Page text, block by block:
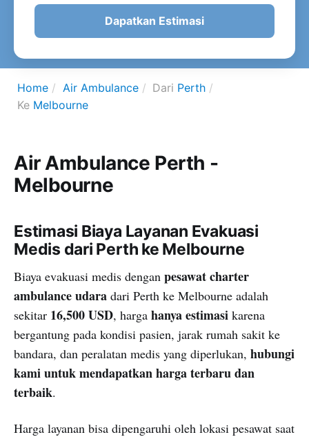
Dapatkan Estimasi
Home Air Ambulance Dari Perth
Ke Melbourne
Air Ambulance Perth -
Melbourne
Estimasi Biaya Layanan Evakuasi
Medis dari Perth ke Melbourne
Biaya evakuasi medis dengan pesawat charter
ambulance udara dari Perth ke Melbourne adalah
sekitar 16,500 USD, harga hanya estimasi karena
bergantung pada kondisi pasien, jarak rumah sakit ke
bandara, dan peralatan medis yang diperlukan, hubungi
kami untuk mendapatkan harga terbaru dan
terbaik.
Harga layanan bisa dipengaruhi oleh lokasi pesawat saat